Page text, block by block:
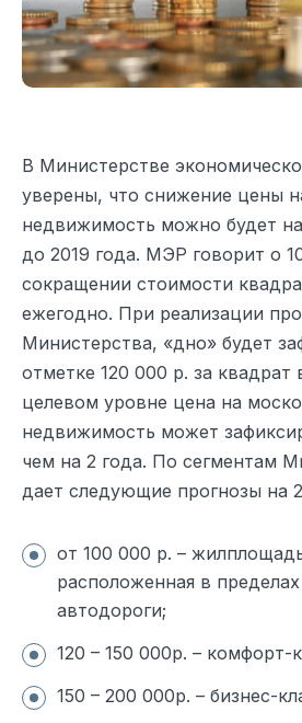
В Министерстве
уверены, что снижение цены
недвижимость можно будет
до 2019 года. МЭР говорит о
сокращении стоимости
ежегодно. При реализации
Министерства, «дно» будет
отметке 120 000 р. за
целевом уровне цена на
недвижимость может
чем на 2 года. По сегментам
дает следующие прогнозы на
от 100 000 р. –
расположенная в
автодороги;
120 – 150 000р. – комфорт-
150 – 200 000р. – бизнес-